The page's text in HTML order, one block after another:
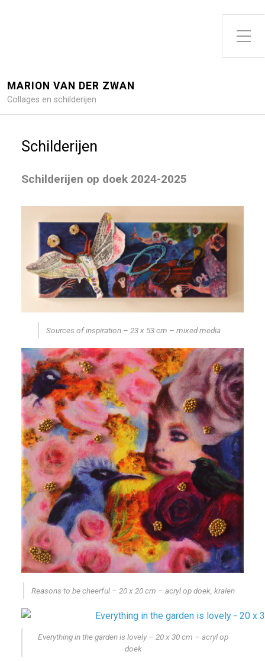
Toggle
MARION VAN DER ZWAN
Collages en schilderijen
Schilderijen
Schilderijen op doek 2024-2025
Sources of inspiration – 23 x 53 cm – mixed media
Reasons to be cheerful – 20 x 20 cm – acryl op doek, kralen
Everything in the garden is lovely – 20 x 30 cm – acryl op
doek